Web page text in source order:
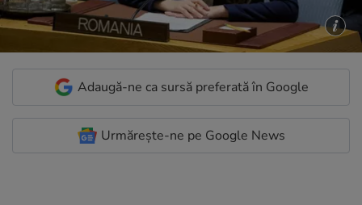
Adaugă-ne ca sursă preferată în Google
Urmărește-ne pe Google News